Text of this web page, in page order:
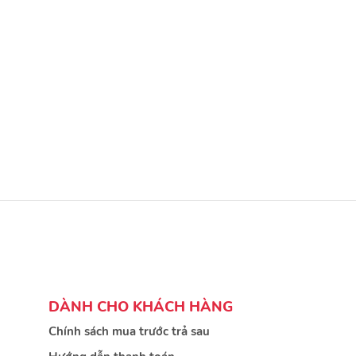
DÀNH CHO KHÁCH HÀNG
Chính sách mua trước trả sau